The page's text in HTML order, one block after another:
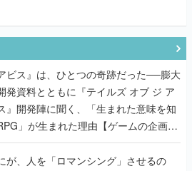
た
ビス』は、ひとつの奇跡だった──膨大
発資料とともに『テイルズ オブ ジ ア
』開発陣に聞く、「生まれた意味を知
」が生まれた理由【ゲームの企画
が、人を「ロマンシング」させるの